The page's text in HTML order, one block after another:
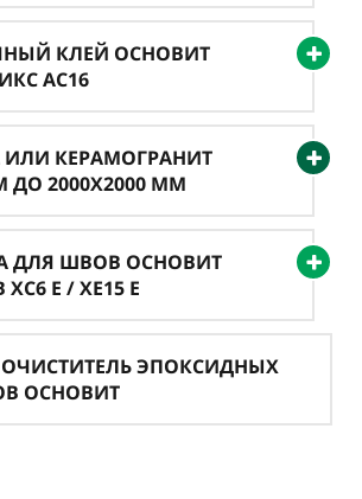
КЛЕЙ ОСНОВИТ
AC16
ИЛИ КЕРАМОГРАНИТ
2000X2000 ММ
ДЛЯ ШВОВ ОСНОВИТ
Е / XE15 Е
ОЧИСТИТЕЛЬ ЭПОКСИДНЫХ
ОСНОВИТ